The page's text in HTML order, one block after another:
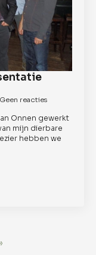
Geen reacties
Onnen gewerkt
mijn dierbare
hebben we